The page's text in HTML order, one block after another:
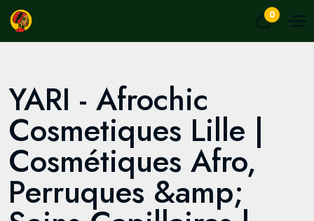
0
YARI - Afrochic
Cosmetiques Lille |
Cosmétiques Afro,
Perruques &amp;